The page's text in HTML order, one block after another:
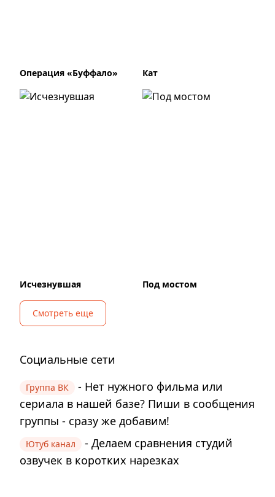
Операция «Буффало» Кат
Исчезнувшая Под мостом
Смотреть еще
Социальные сети
Группа ВК
- Нет нужного фильма или
сериала в нашей базе? Пиши в сообщения
группы - сразу же добавим!
Ютуб канал
- Делаем сравнения студий
озвучек в коротких нарезках